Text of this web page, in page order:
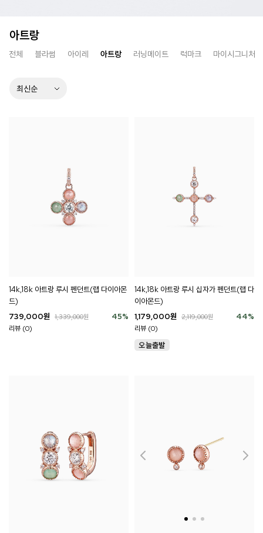
아트랑
전체 블라썸 아이레 아트랑 러닝메이트 럭마크 마이시그니처
14k,18k 아트랑 루시 펜던트(랩 다이아몬
드)
45%
739,000원 1,339,000원
리뷰 (0)
14k,18k 아트랑 루시 십자가 펜던트(랩 다
이아몬드)
44%
1,179,000원 2,119,000원
리뷰 (0)